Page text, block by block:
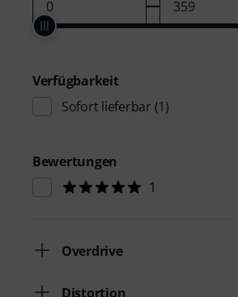
Verfügbarkeit
Sofort lieferbar (1)
Bewertungen
1
Overdrive
Distortion